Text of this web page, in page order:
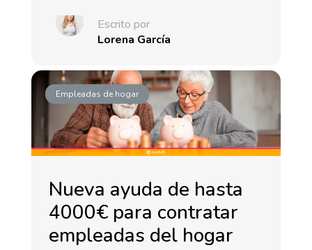
Escrito por
Lorena García
Empleadas de hogar
Nueva ayuda de hasta
4000€ para contratar
empleadas del hogar